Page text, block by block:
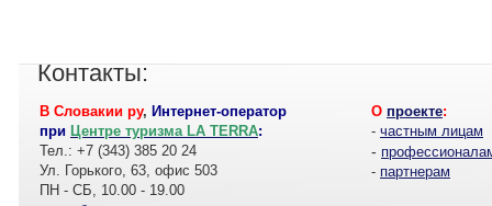
Контакты:
В Словакии ру, Интернет-оператор
при Центре туризма LA TERRA:
Тел.: +7 (343) 385 20 24
Ул. Горького, 63, офис 503
ПН - СБ, 10.00 - 19.00
О проекте:
- частным лицам
-
- партнерам